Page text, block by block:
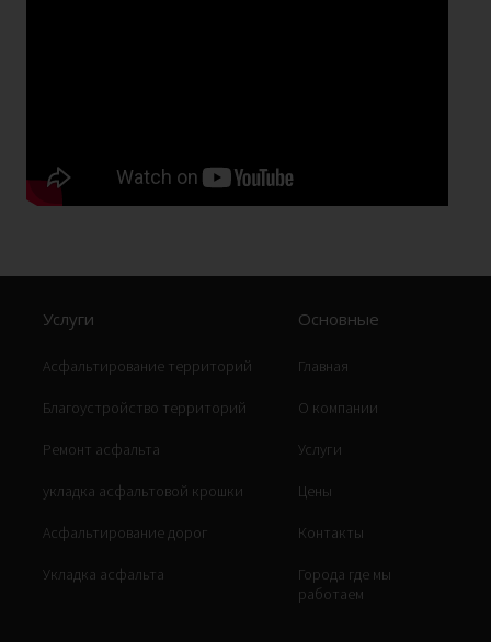
Услуги
Асфальтирование территорий
Благоустройство территорий
Ремонт асфальта
укладка асфальтовой крошки
Асфальтирование дорог
Укладка асфальта
Основные
Главная
О компании
Услуги
Цены
Контакты
Города где мы
работаем